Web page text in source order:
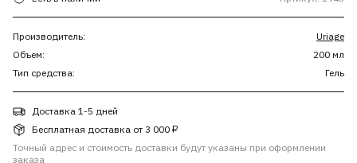
Производитель:
Uriage
Объем:
200 мл
Тип средства:
Гель
Доставка 1-5 дней
Бесплатная доставка от 3 000 ₽
Точный адрес и стоимость доставки будут указаны при оформлении
заказа